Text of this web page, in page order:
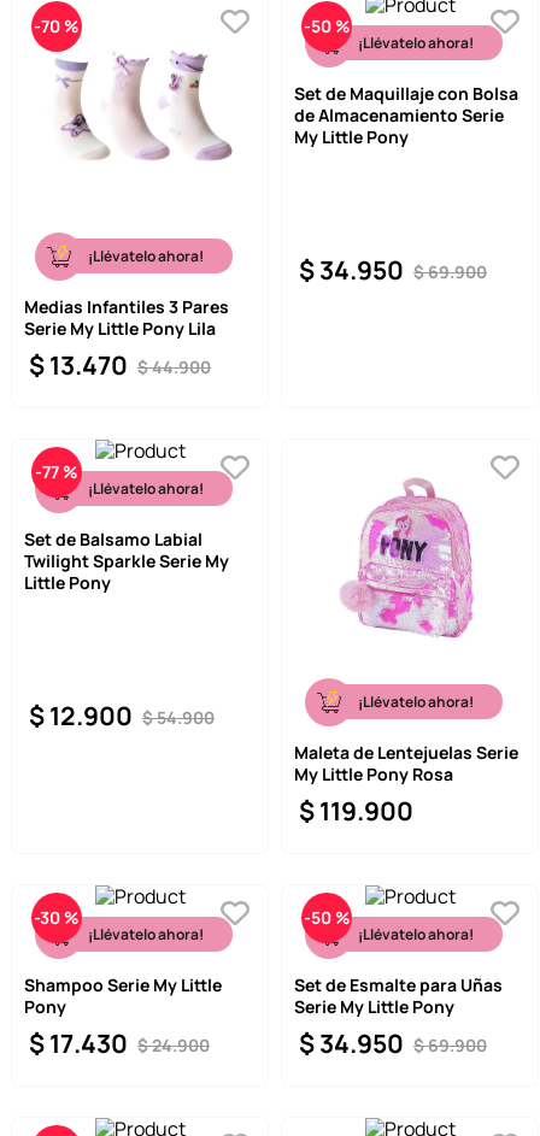
-70 %
¡Llévatelo ahora!
Medias Infantiles 3 Pares
Serie My Little Pony Lila
$44.900
$13.470
-50 %
¡Llévatelo ahora!
Set de Maquillaje con Bolsa
de Almacenamiento Serie
My Little Pony
$69.900
$34.950
-77 %
¡Llévatelo ahora!
Set de Balsamo Labial
Twilight Sparkle Serie My
Little Pony
$54.900
$12.900 ¡Llévatelo ahora!
Maleta de Lentejuelas Serie
My Little Pony Rosa
$119.900
-30 %
¡Llévatelo ahora!
Shampoo Serie My Little
Pony
$24.900
$17.430
-50 %
¡Llévatelo ahora!
Set de Esmalte para Uñas
Serie My Little Pony
$69.900
$34.950